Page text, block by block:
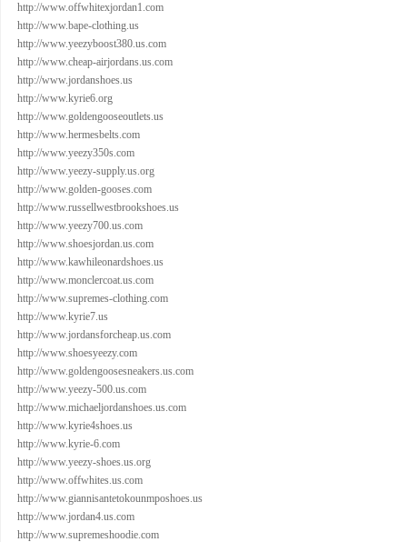
http://www.offwhitexjordan1.com
http://www.bape-clothing.us
http://www.yeezyboost380.us.com
http://www.cheap-airjordans.us.com
http://www.jordanshoes.us
http://www.kyrie6.org
http://www.goldengooseoutlets.us
http://www.hermesbelts.com
http://www.yeezy350s.com
http://www.yeezy-supply.us.org
http://www.golden-gooses.com
http://www.russellwestbrookshoes.us
http://www.yeezy700.us.com
http://www.shoesjordan.us.com
http://www.kawhileonardshoes.us
http://www.monclercoat.us.com
http://www.supremes-clothing.com
http://www.kyrie7.us
http://www.jordansforcheap.us.com
http://www.shoesyeezy.com
http://www.goldengoosesneakers.us.com
http://www.yeezy-500.us.com
http://www.michaeljordanshoes.us.com
http://www.kyrie4shoes.us
http://www.kyrie-6.com
http://www.yeezy-shoes.us.org
http://www.offwhites.us.com
http://www.giannisantetokounmposhoes.us
http://www.jordan4.us.com
http://www.supremeshoodie.com